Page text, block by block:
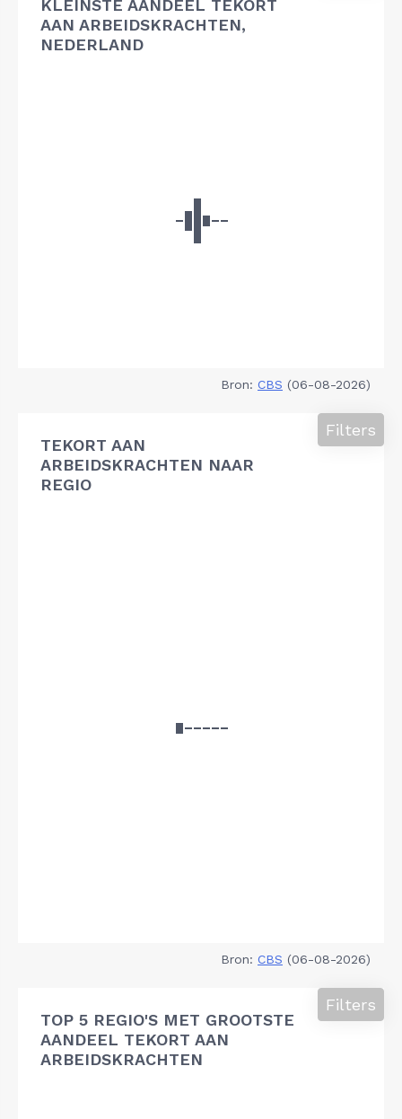
KLEINSTE AANDEEL TEKORT
AAN ARBEIDSKRACHTEN,
NEDERLAND
Bron: CBS (06-08-2026)
TEKORT AAN
ARBEIDSKRACHTEN NAAR
REGIO
Filters
Bron: CBS (06-08-2026)
TOP 5 REGIO'S MET GROOTSTE
AANDEEL TEKORT AAN
ARBEIDSKRACHTEN
Filters